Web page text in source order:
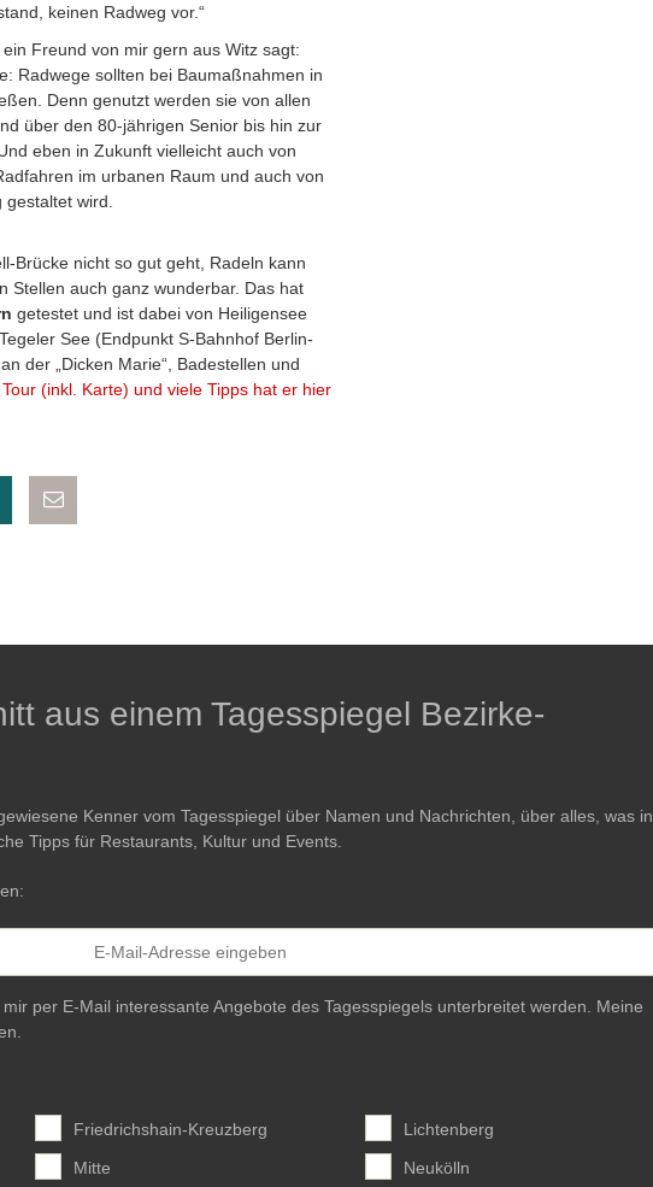
keinen Radweg vor.“
Freund von mir gern aus Witz sagt:
Radwege sollten bei Baumaßnahmen in
Denn genutzt werden sie von allen
über den 80-jährigen Senior bis hin zur
eben in Zukunft vielleicht auch von
im urbanen Raum und auch von
wird.
Brücke nicht so gut geht, Radeln kann
Stellen auch ganz wunderbar. Das hat
getestet und ist dabei von Heiligensee
See (Endpunkt S-Bahnhof Berlin-
der „Dicken Marie“, Badestellen und
(inkl. Karte) und viele Tipps hat er hier
teilen
Xing teilen
per E-Mail teilen
aus einem Tagesspiegel Bezirke-
Kenner vom Tagesspiegel über Namen und Nachrichten, über alles, was in
Tipps für Restaurants, Kultur und Events.
per E-Mail interessante Angebote des Tagesspiegels unterbreitet werden. Meine
Friedrichshain-Kreuzberg
Lichtenberg
Mitte Neukölln